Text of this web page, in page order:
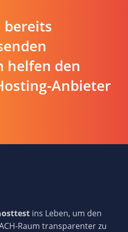
bereits
helfen den
Anbieter
ins Leben, um den
Raum transparenter zu